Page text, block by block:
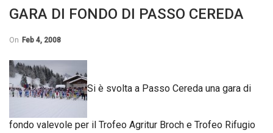
GARA DI FONDO DI PASSO CEREDA
On Feb 4, 2008
Si è svolta a Passo Cereda una gara di
fondo valevole per il Trofeo Agritur Broch e Trofeo Rifugio